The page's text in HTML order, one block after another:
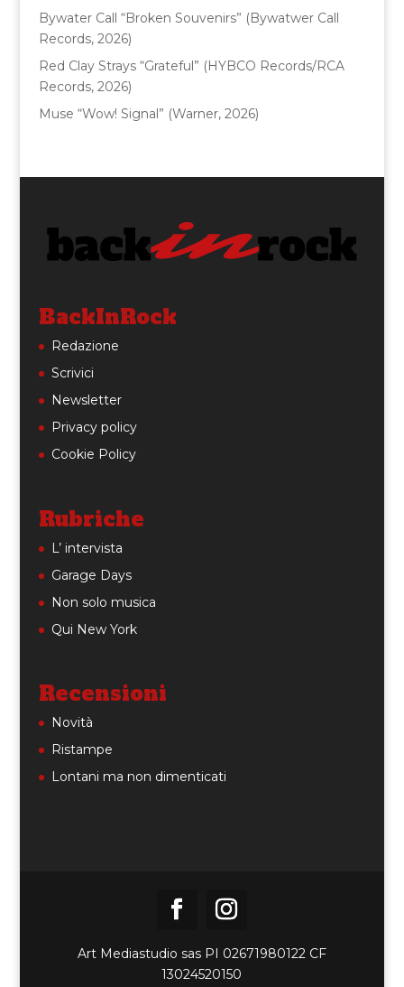
Bywater Call “Broken Souvenirs” (Bywatwer Call
Records, 2026)
Red Clay Strays “Grateful” (HYBCO Records/RCA
Records, 2026)
Muse “Wow! Signal” (Warner, 2026)
BackInRock
Redazione
Scrivici
Newsletter
Privacy policy
Cookie Policy
Rubriche
L’ intervista
Garage Days
Non solo musica
Qui New York
Recensioni
Novità
Ristampe
Lontani ma non dimenticati
Art Mediastudio sas PI 02671980122 CF
13024520150